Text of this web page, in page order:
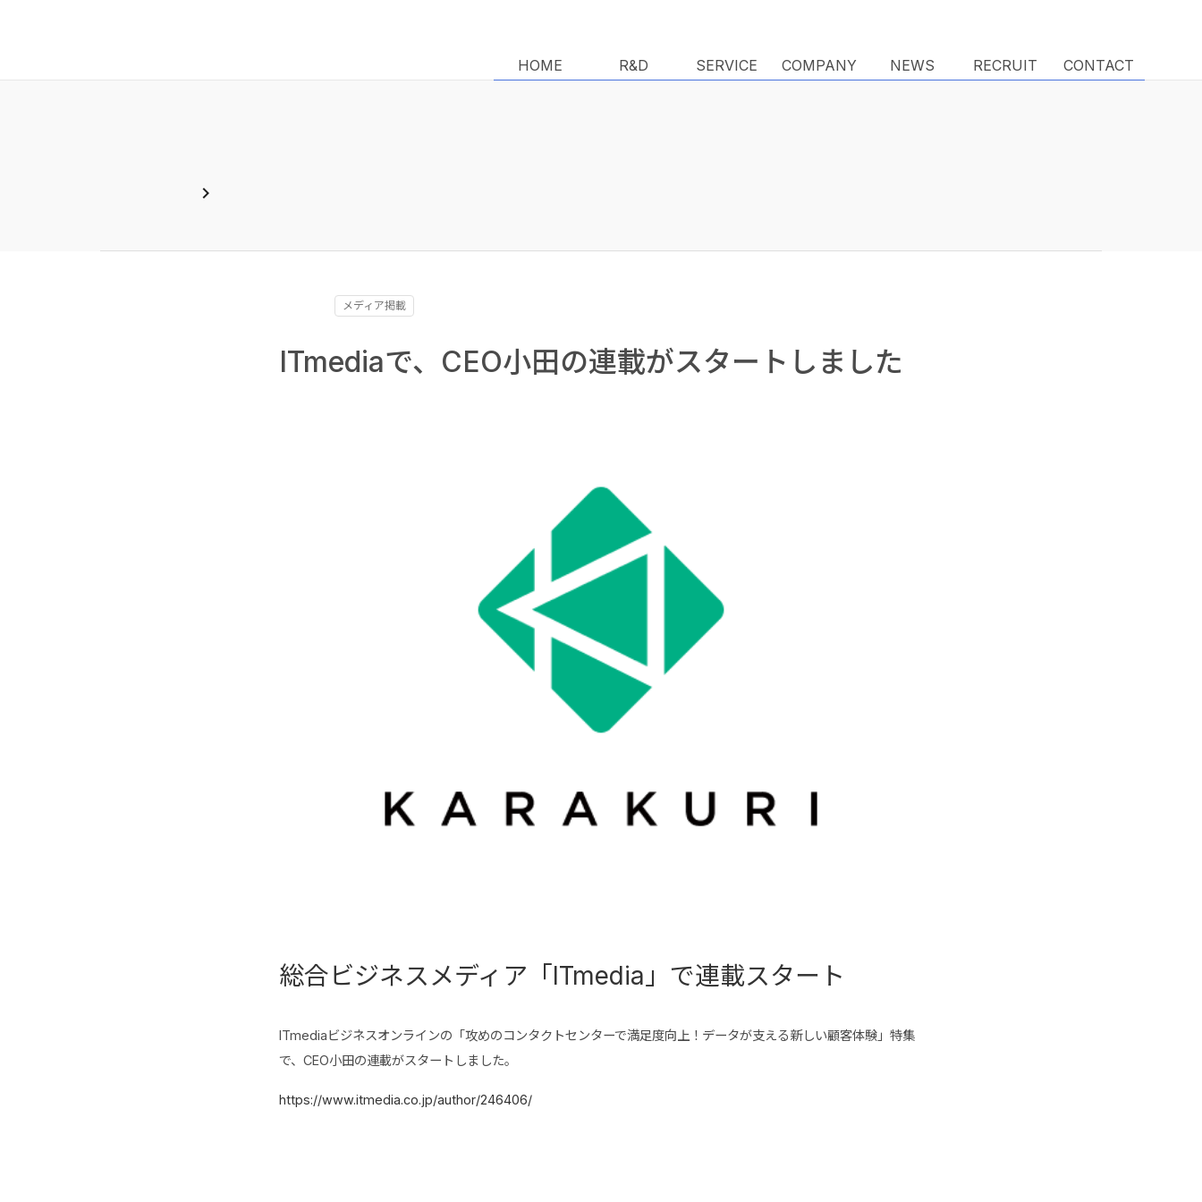
HOME R&D SERVICE COMPANY NEWS RECRUIT CONTACT
chevron_right
メディア掲載
ITmediaで、CEO小田の連載がスタートしました
総合ビジネスメディア「ITmedia」で連載スタート
ITmediaビジネスオンラインの「攻めのコンタクトセンターで満足度向上！データが支える新しい顧客体験」特集
で、CEO小田の連載がスタートしました。
https://www.itmedia.co.jp/author/246406/
HOME R&D SERVICE COMPANY NEWS RECRUIT CONTACT